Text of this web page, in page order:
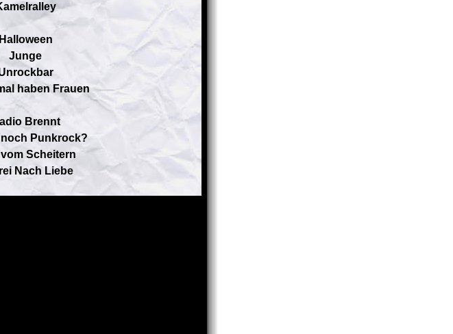
Halloween
Junge
haben Frauen
Brennt
noch Punkrock?
Scheitern
Nach Liebe